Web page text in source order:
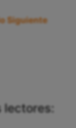
Siguiente
lectores: